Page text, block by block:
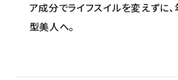
ア成分でライフスイルを変えずに
型美人へ。